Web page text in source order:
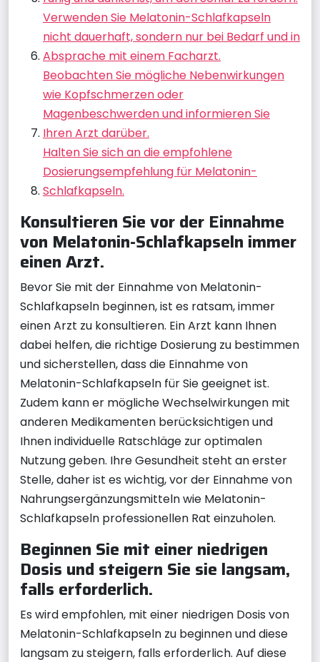
Verwenden Sie Melatonin-Schlafkapseln
nicht dauerhaft, sondern nur bei Bedarf und in
Absprache mit einem Facharzt.
Beobachten Sie mögliche Nebenwirkungen
wie Kopfschmerzen oder
Magenbeschwerden und informieren Sie
Ihren Arzt darüber.
Halten Sie sich an die empfohlene
Dosierungsempfehlung für Melatonin-
Schlafkapseln.
Konsultieren Sie vor der Einnahme
von Melatonin-Schlafkapseln immer
einen Arzt.
Bevor Sie mit der Einnahme von Melatonin-
Schlafkapseln beginnen, ist es ratsam, immer
einen Arzt zu konsultieren. Ein Arzt kann Ihnen
dabei helfen, die richtige Dosierung zu bestimmen
und sicherstellen, dass die Einnahme von
Melatonin-Schlafkapseln für Sie geeignet ist.
Zudem kann er mögliche Wechselwirkungen mit
anderen Medikamenten berücksichtigen und
Ihnen individuelle Ratschläge zur optimalen
Nutzung geben. Ihre Gesundheit steht an erster
Stelle, daher ist es wichtig, vor der Einnahme von
Nahrungsergänzungsmitteln wie Melatonin-
Schlafkapseln professionellen Rat einzuholen.
Beginnen Sie mit einer niedrigen
Dosis und steigern Sie sie langsam,
falls erforderlich.
Es wird empfohlen, mit einer niedrigen Dosis von
Melatonin-Schlafkapseln zu beginnen und diese
langsam zu steigern, falls erforderlich. Auf diese